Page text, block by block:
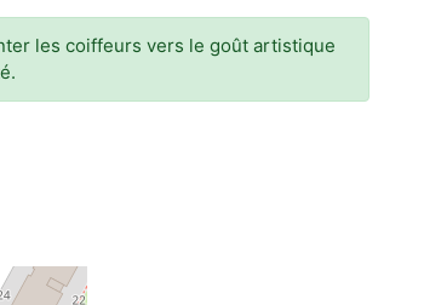
les coiffeurs vers le goût artistique